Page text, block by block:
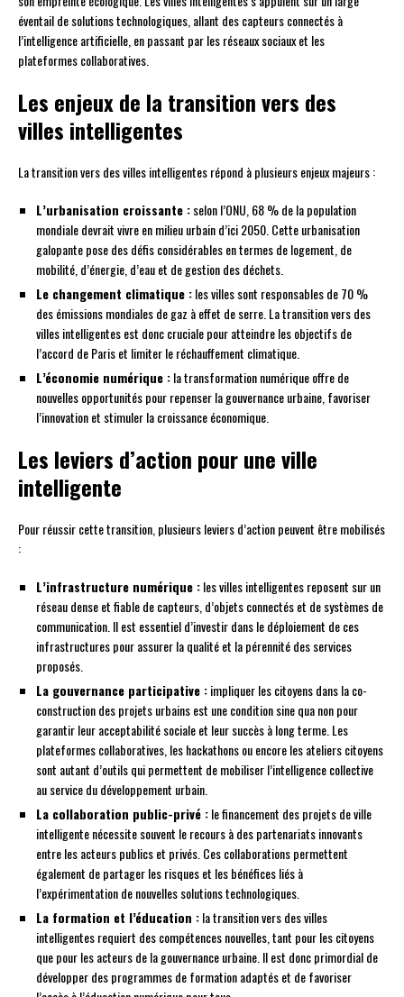
éventail de solutions technologiques, allant des capteurs connectés à
l’intelligence artificielle, en passant par les réseaux sociaux et les
plateformes collaboratives.
Les enjeux de la transition vers des
villes intelligentes
La transition vers des villes intelligentes répond à plusieurs enjeux majeurs :
L’urbanisation croissante :selon l’ONU, 68 % de la population
mondiale devrait vivre en milieu urbain d’ici 2050. Cette urbanisation
galopante pose des défis considérables en termes de logement, de
mobilité, d’énergie, d’eau et de gestion des déchets.
Le changement climatique :les villes sont responsables de 70 %
des émissions mondiales de gaz à effet de serre. La transition vers des
villes intelligentes est donc cruciale pour atteindre les objectifs de
l’accord de Paris et limiter le réchauffement climatique.
L’économie numérique :la transformation numérique offre de
nouvelles opportunités pour repenser la gouvernance urbaine, favoriser
l’innovation et stimuler la croissance économique.
Les leviers d’action pour une ville
intelligente
Pour réussir cette transition, plusieurs leviers d’action peuvent être mobilisés
:
L’infrastructure numérique :les villes intelligentes reposent sur un
réseau dense et fiable de capteurs, d’objets connectés et de systèmes de
communication. Il est essentiel d’investir dans le déploiement de ces
infrastructures pour assurer la qualité et la pérennité des services
proposés.
La gouvernance participative :impliquer les citoyens dans la co-
construction des projets urbains est une condition sine qua non pour
garantir leur acceptabilité sociale et leur succès à long terme. Les
plateformes collaboratives, les hackathons ou encore les ateliers citoyens
sont autant d’outils qui permettent de mobiliser l’intelligence collective
au service du développement urbain.
La collaboration public-privé :le financement des projets de ville
intelligente nécessite souvent le recours à des partenariats innovants
entre les acteurs publics et privés. Ces collaborations permettent
également de partager les risques et les bénéfices liés à
l’expérimentation de nouvelles solutions technologiques.
La formation et l’éducation :la transition vers des villes
intelligentes requiert des compétences nouvelles, tant pour les citoyens
que pour les acteurs de la gouvernance urbaine. Il est donc primordial de
développer des programmes de formation adaptés et de favoriser